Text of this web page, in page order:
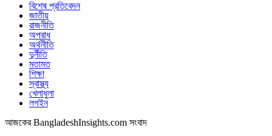
বিশেষ প্রতিবেদন
জাতীয়
রাজনীতি
অপরাধ
অর্থনীতি
দুর্নীতি
মতামত
শিক্ষা
স্বাস্থ্য
খেলাধুলা
লগইন
আজকের BangladeshInsights.com সংবাদ